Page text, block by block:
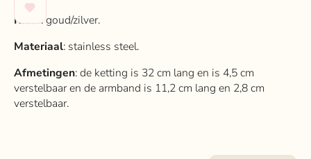
Kleur: goud/zilver.
Materiaal: stainless steel.
Afmetingen: de ketting is 32 cm lang en is 4,5 cm
verstelbaar en de armband is 11,2 cm lang en 2,8 cm
verstelbaar.